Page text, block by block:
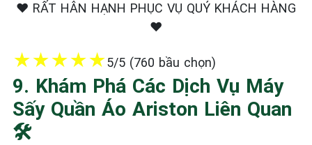
❤️ RẤT HÂN HẠNH PHỤC VỤ QUÝ KHÁCH HÀNG
❤️
★★★★★5/5 (760 bầu chọn)
9. Khám Phá Các Dịch Vụ Máy
Sấy Quần Áo Ariston Liên Quan
🛠️